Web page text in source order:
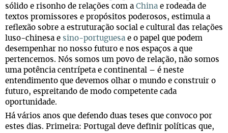
sólido e risonho de relações com a China e rodeada de
textos promissores e propósitos poderosos, estimula a
reflexão sobre a estruturação social e cultural das relações
luso-chinesa e sino-portuguesa e o papel que podem
desempenhar no nosso futuro e nos espaços a que
pertencemos. Nós somos um povo de relação, não somos
uma potência centrípeta e continental – é neste
entendimento que devemos olhar o mundo e construir o
futuro, espreitando de modo competente cada
oportunidade.
Há vários anos que defendo duas teses que convoco por
estes dias. Primeira: Portugal deve definir políticas que,